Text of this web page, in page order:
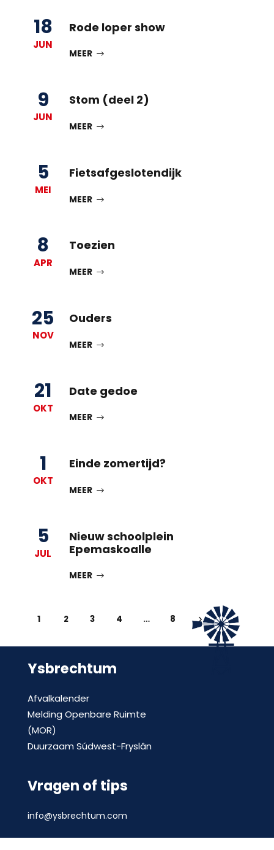
18
JUN
Rode loper show
MEER
9
JUN
Stom (deel 2)
MEER
5
MEI
Fietsafgeslotendijk
MEER
8
APR
Toezien
MEER
25
NOV
Ouders
MEER
21
OKT
Date gedoe
MEER
1
OKT
Einde zomertijd?
MEER
5
JUL
Nieuw schoolplein
Epemaskoalle
MEER
1 2 3 4 … 8
Ysbrechtum
Afvalkalender
Melding Openbare Ruimte
(MOR)
Duurzaam Súdwest-Fryslân
Vragen of tips
info@ysbrechtum.com